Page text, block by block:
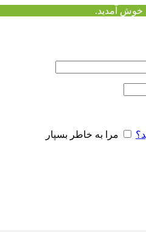
خوش آمدید.
مرا به خاطر بسپار